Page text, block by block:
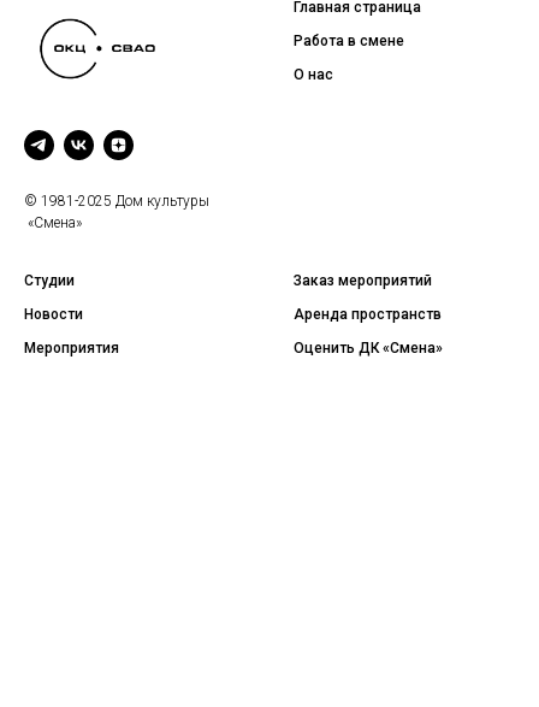
© 1981-2025 Дом культуры
«Смена»
Главная страница
Работа в смене
О нас
Студии
Новости
Мероприятия
Заказ мероприятий
Аренда пространств
Оценить ДК «Смена»